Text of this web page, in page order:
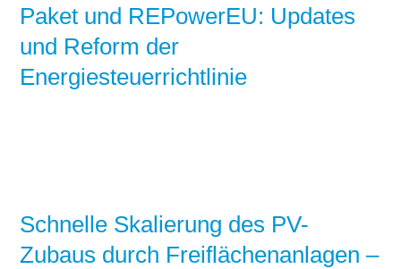
Paket und REPowerEU: Updates
und Reform der
Energiesteuerrichtlinie
Schnelle Skalierung des PV-
Zubaus durch Freiflächenanlagen –